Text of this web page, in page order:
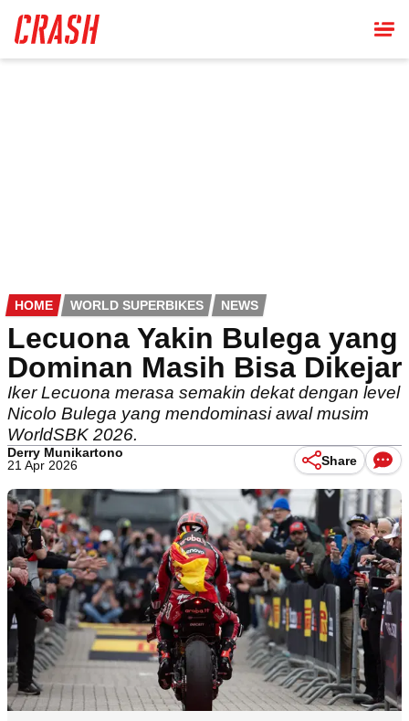
main
content
HOME WORLD SUPERBIKES NEWS
Lecuona Yakin Bulega yang
Dominan Masih Bisa Dikejar
Iker Lecuona merasa semakin dekat dengan level
Nicolo Bulega yang mendominasi awal musim
WorldSBK 2026.
Derry Munikartono
21 Apr 2026
Share